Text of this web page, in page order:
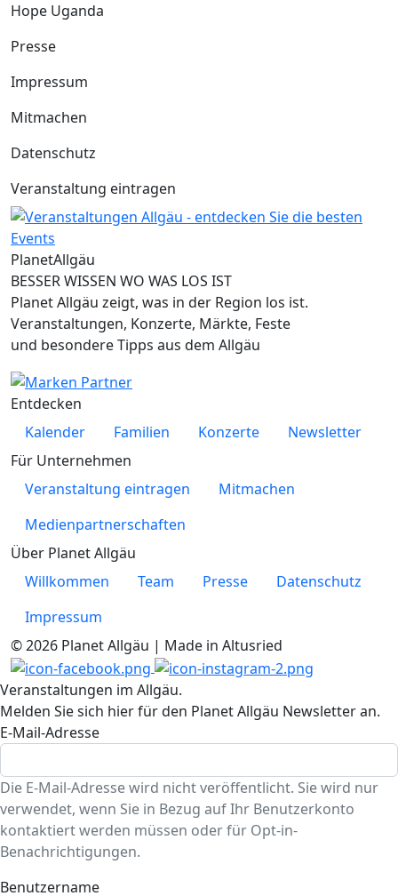
Hope Uganda
Presse
Impressum
Mitmachen
Datenschutz
Veranstaltung eintragen
PlanetAllgäu
BESSER WISSEN WO WAS LOS IST
Planet Allgäu zeigt, was in der Region los ist.
Veranstaltungen, Konzerte, Märkte, Feste
und besondere Tipps aus dem Allgäu
Entdecken
Kalender
Familien Konzerte
Newsletter
Für Unternehmen
Veranstaltung eintragen
Mitmachen
Medienpartnerschaften
Über Planet Allgäu
Willkommen
Team Presse
Datenschutz
Impressum
© 2026 Planet Allgäu | Made in Altusried
Veranstaltungen im Allgäu.
Melden Sie sich hier für den Planet Allgäu Newsletter an.
E-Mail-Adresse
Die E-Mail-Adresse wird nicht veröffentlicht. Sie wird nur
verwendet, wenn Sie in Bezug auf Ihr Benutzerkonto
kontaktiert werden müssen oder für Opt-in-
Benachrichtigungen.
Benutzername